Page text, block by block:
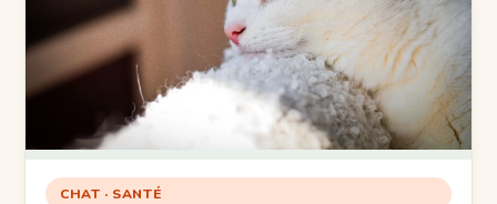
CHAT · SANTÉ